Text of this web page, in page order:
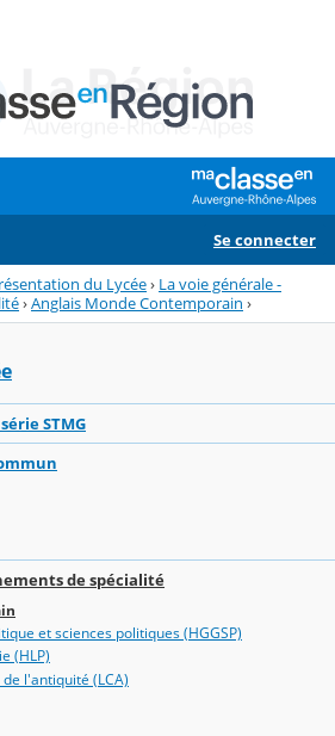
Se connecter
du Lycée› La voie générale -
›Anglais Monde Contemporain ›
STMG
de spécialité
et sciences politiques (HGGSP)
(HLP)
l'antiquité (LCA)